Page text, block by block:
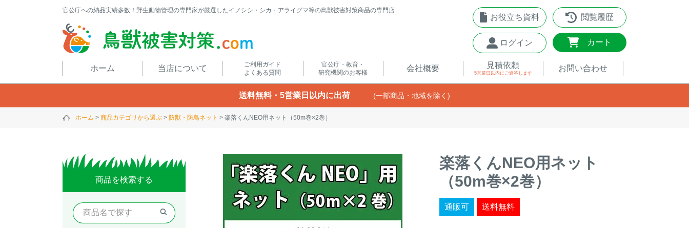
官公庁への納品実績多数！野生動物管理の専門家が厳選したイノシシ・シカ・アライグマ等の鳥獣被害対策商品の専門店
お役立ち資料 閲覧履歴
ログイン カート
ホーム 当店について
ご利用ガイド
よくある質問
官公庁・教育・
研究機関のお客様
会社概要 見積依頼
5営業日以内 にご返答します
お問い合わせ
送料無料・5営業日以内に出荷 (一部商品・地域を除く)
ホーム 商品カテゴリから選ぶ 防獣・防鳥ネット 楽落くんNEO用ネット（50m巻×2巻）
商品を検索する
楽落くんNEO用ネット
（50m巻×2巻）
通販可 送料無料